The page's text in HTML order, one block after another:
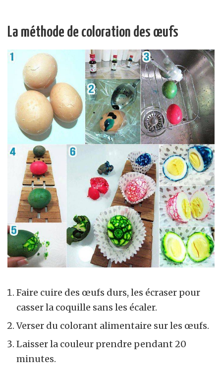
La méthode de coloration des œufs
Faire cuire des œufs durs, les écraser pour
casser la coquille sans les écaler.
Verser du colorant alimentaire sur les œufs.
Laisser la couleur prendre pendant 20
minutes.